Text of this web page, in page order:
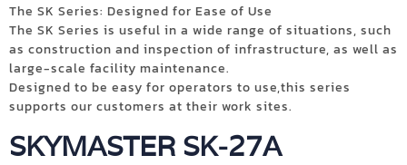
The SK Series: Designed for Ease of Use
The SK Series is useful in a wide range of situations, such
as construction and inspection of infrastructure, as well as
large-scale facility maintenance.
Designed to be easy for operators to use,this series
supports our customers at their work sites.
SKYMASTER SK-27A